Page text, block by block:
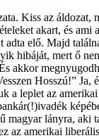
Kiss az áldozat,
akart, és ami
adta elő. Majd
hibáját, mert ő
akkor
Hosszú!” Ja,
a leplet az
magyar lányra, aki
az amerikai